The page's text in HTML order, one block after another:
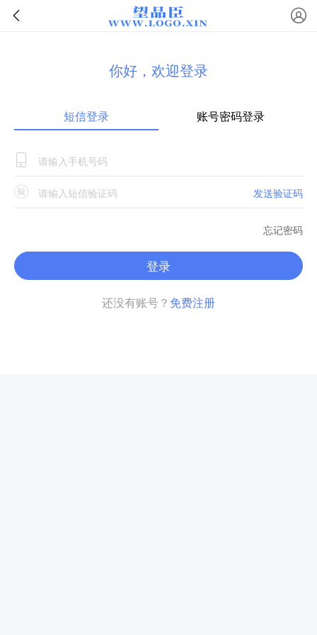
你好，欢迎登录
短信登录 账号密码登录
发送验证码
忘记密码
登录
还没有账号？ 免费注册